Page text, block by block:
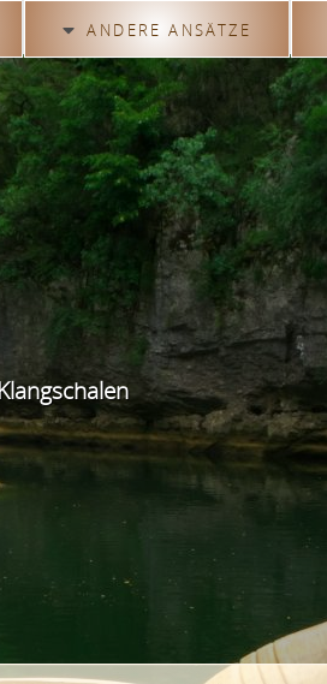
ANDERE ANSÄTZE
Astrologie
Planetentöne
Sternzeichen
Klangschalen
Therapeutische
Klangschalen